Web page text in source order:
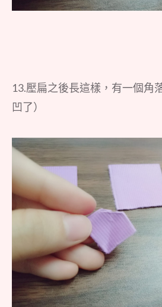
13.壓扁之後長這樣，有一個角
凹了）